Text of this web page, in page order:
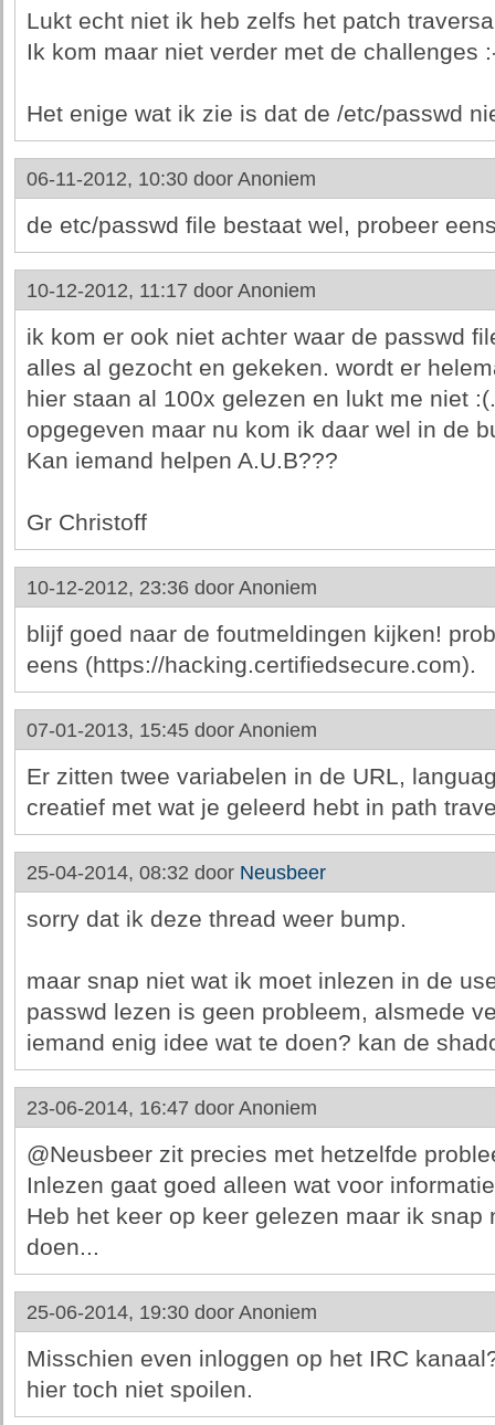
Lukt echt niet ik heb zelfs het patch
Ik kom maar niet verder met de challenges
Het enige wat ik zie is dat de /etc/passwd
06-11-2012, 10:30 door Anoniem
de etc/passwd file bestaat wel, probeer
10-12-2012, 11:17 door Anoniem
ik kom er ook niet achter waar de passwd
alles al gezocht en gekeken. wordt er
hier staan al 100x gelezen en lukt me niet
opgegeven maar nu kom ik daar wel in de
Kan iemand helpen A.U.B???
Gr Christoff
10-12-2012, 23:36 door Anoniem
blijf goed naar de foutmeldingen kijken!
eens (https://hacking.certifiedsecure.com).
07-01-2013, 15:45 door Anoniem
Er zitten twee variabelen in de URL,
creatief met wat je geleerd hebt in path
25-04-2014, 08:32 door Neusbeer
sorry dat ik deze thread weer bump.
maar snap niet wat ik moet inlezen in de
passwd lezen is geen probleem, alsmede
iemand enig idee wat te doen? kan de
23-06-2014, 16:47 door Anoniem
@Neusbeer zit precies met hetzelfde
Inlezen gaat goed alleen wat voor
Heb het keer op keer gelezen maar ik snap
doen...
25-06-2014, 19:30 door Anoniem
Misschien even inloggen op het IRC
hier toch niet spoilen.